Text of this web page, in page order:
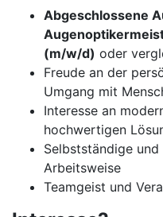
Abgeschlossene
(m/w/d) oder
Freude an der
Umgang mit
Interesse an
hochwertigen
Selbstständige
Arbeitsweise
Teamgeist und